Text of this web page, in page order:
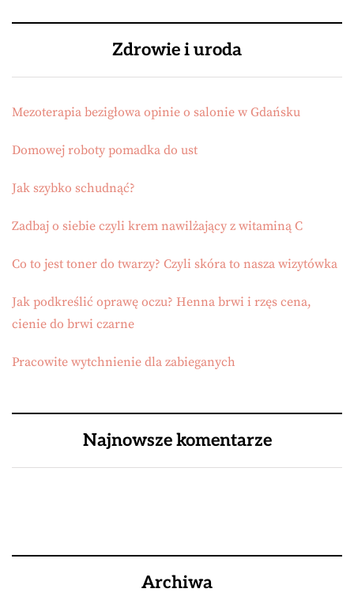
Zdrowie i uroda
Mezoterapia bezigłowa opinie o salonie w Gdańsku
Domowej roboty pomadka do ust
Jak szybko schudnąć?
Zadbaj o siebie czyli krem nawilżający z witaminą C
Co to jest toner do twarzy? Czyli skóra to nasza wizytówka
Jak podkreślić oprawę oczu? Henna brwi i rzęs cena,
cienie do brwi czarne
Pracowite wytchnienie dla zabieganych
Najnowsze komentarze
Archiwa